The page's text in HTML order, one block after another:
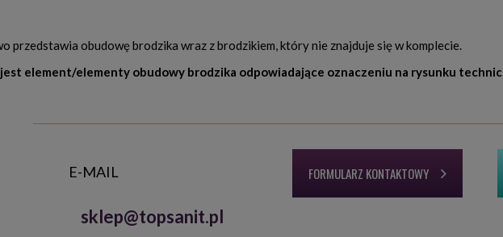
przedstawia obudowę brodzika wraz z brodzikiem, który nie znajduje się w komplecie.
element/elementy obudowy brodzika odpowiadające oznaczeniu na rysunku
E-MAIL
sklep@topsanit.pl
FORMULARZ KONTAKTOWY